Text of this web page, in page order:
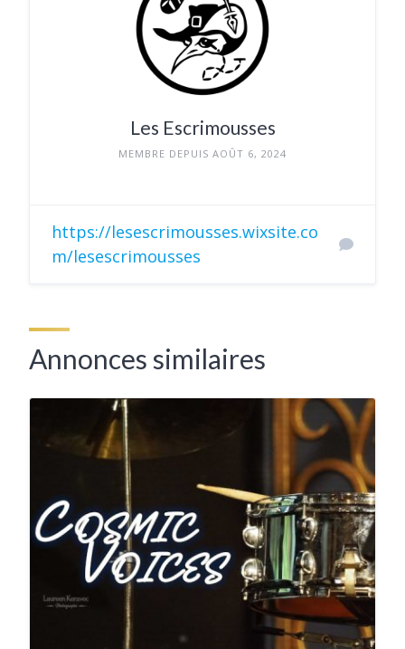
Les Escrimousses
MEMBRE DEPUIS AOÛT 6, 2024
https://lesescrimousses.wixsite.co
m/lesescrimousses
Annonces similaires